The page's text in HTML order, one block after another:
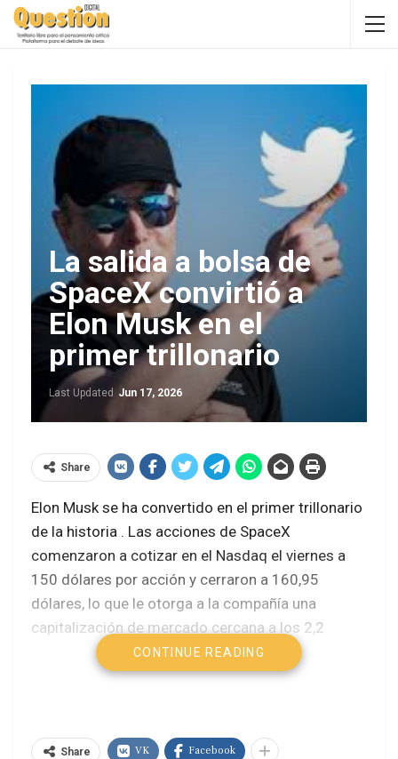
La salida a bolsa de
SpaceX convirtió a
Elon Musk en el
primer trillonario
Last Updated Jun 17, 2026
Share
Elon Musk se ha convertido en el primer trillonario
de la historia . Las acciones de SpaceX
comenzaron a cotizar en el Nasdaq el viernes a
150 dólares por acción y cerraron a 160,95
dólares, lo que le otorga a la compañía una
capitalización de mercado cercana a los 2,2
billones de dólares.Forbesestima que el
patrimonio neto de Musk asciende ahora
del jueves, cuando SpaceX fijó el precio de su
CONTINUE READING
Share VK Facebook